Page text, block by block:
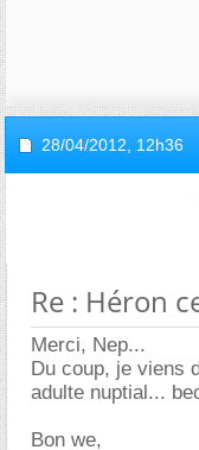
28/04/2012, 12h36
Re : Héron
Merci, Nep...
Du coup, je viens
adulte nuptial...
Bon we,